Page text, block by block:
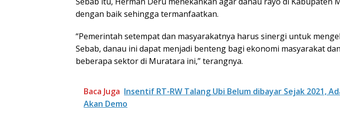
dengan baik sehingga termanfaatkan.
“Pemerintah setempat dan masyarakatnya harus sinergi untuk
Sebab, danau ini dapat menjadi benteng bagi ekonomi masyarakat
beberapa sektor di Muratara ini,” terangnya.
Baca Juga Insentif RT-RW Talang Ubi Belum dibayar Sejak 2021,
Akan Demo